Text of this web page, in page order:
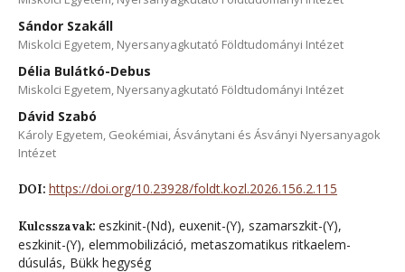
Sándor Szakáll
Miskolci Egyetem, Nyersanyagkutató Földtudományi Intézet
Délia Bulátkó-Debus
Miskolci Egyetem, Nyersanyagkutató Földtudományi Intézet
Dávid Szabó
Károly Egyetem, Geokémiai, Ásványtani és Ásványi Nyersanyagok
Intézet
DOI: https://doi.org/10.23928/foldt.kozl.2026.156.2.115
Kulcsszavak: eszkinit-(Nd), euxenit-(Y), szamarszkit-(Y),
eszkinit-(Y), elemmobilizáció, metaszomatikus ritkaelem-
dúsulás, Bükk hegység